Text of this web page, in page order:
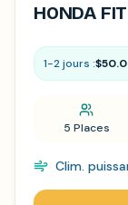
HONDA FIT
1-2 jours :
5 Places
Clim.